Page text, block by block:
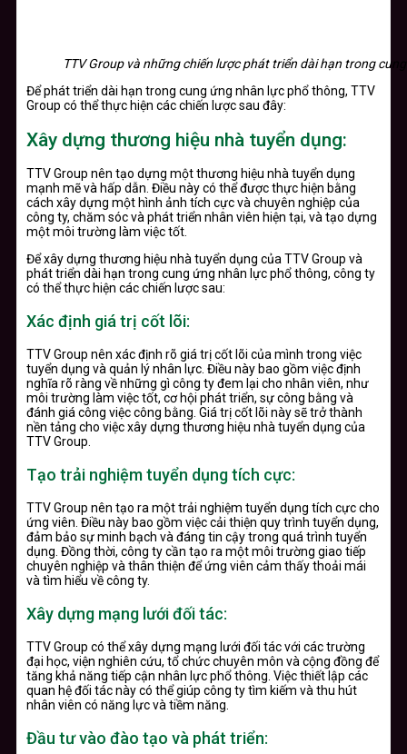
TTV Group và những chiến lược phát triển dài hạn trong
Để phát triển dài hạn trong cung ứng nhân lực phổ thông, TTV
Group có thể thực hiện các chiến lược sau đây:
Xây dựng thương hiệu nhà tuyển dụng:
TTV Group nên tạo dựng một thương hiệu nhà tuyển dụng
mạnh mẽ và hấp dẫn. Điều này có thể được thực hiện bằng
cách xây dựng một hình ảnh tích cực và chuyên nghiệp của
công ty, chăm sóc và phát triển nhân viên hiện tại, và tạo dựng
một môi trường làm việc tốt.
Để xây dựng thương hiệu nhà tuyển dụng của TTV Group và
phát triển dài hạn trong cung ứng nhân lực phổ thông, công ty
có thể thực hiện các chiến lược sau:
Xác định giá trị cốt lõi:
TTV Group nên xác định rõ giá trị cốt lõi của mình trong việc
tuyển dụng và quản lý nhân lực. Điều này bao gồm việc định
nghĩa rõ ràng về những gì công ty đem lại cho nhân viên, như
môi trường làm việc tốt, cơ hội phát triển, sự công bằng và
đánh giá công việc công bằng. Giá trị cốt lõi này sẽ trở thành
nền tảng cho việc xây dựng thương hiệu nhà tuyển dụng của
TTV Group.
Tạo trải nghiệm tuyển dụng tích cực:
TTV Group nên tạo ra một trải nghiệm tuyển dụng tích cực cho
ứng viên. Điều này bao gồm việc cải thiện quy trình tuyển dụng,
đảm bảo sự minh bạch và đáng tin cậy trong quá trình tuyển
dụng. Đồng thời, công ty cần tạo ra một môi trường giao tiếp
chuyên nghiệp và thân thiện để ứng viên cảm thấy thoải mái
và tìm hiểu về công ty.
Xây dựng mạng lưới đối tác:
TTV Group có thể xây dựng mạng lưới đối tác với các trường
đại học, viện nghiên cứu, tổ chức chuyên môn và cộng đồng để
tăng khả năng tiếp cận nhân lực phổ thông. Việc thiết lập các
quan hệ đối tác này có thể giúp công ty tìm kiếm và thu hút
nhân viên có năng lực và tiềm năng.
Đầu tư vào đào tạo và phát triển: